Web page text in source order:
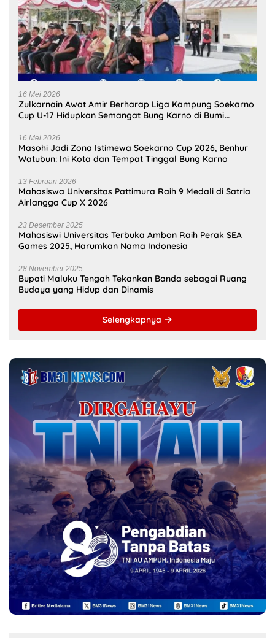
BERITA POPULER
Tengah Lupa
12 Juni 2023 38305 Lihat
Pembantaian Warga Kariu Kembali
Memicu Ketegangan di Pulau Haruku
26 Juli 2024
25869
Lihat
KKN Kebangsaan Ke-XII Resmi Digelar
18 Juli 2024 25739 Lihat
Kejari Malteng Periksa Guru ASN, PPPK
Serta Korwil dan Staf Dinas Pendidikan
Terkait THR Tahun 2023 Capai 7,4 M
8 Juli 2024 14444 Lihat
Merasa Dirugikan, Priscilla Marselino